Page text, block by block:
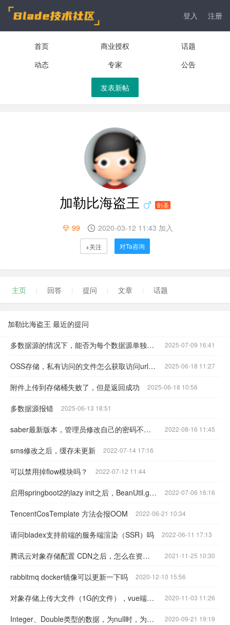
登入 注册
首页 商业授权
话题
动态
专家 公告
发表新帖
加勒比海盗王 剑圣
99 2020-03-12 11:43 加入
+关注 对Ta咨询
主页 回答 提问 文章 话题
加勒比海盗王 最近的提问
多数据源的情况下，能否为每个数据源单独指定mybatis-plus分页器？ 2025-07-09 16:41
OSS存储，私有访问的文件怎么获取访问url地址？ 2025-06-18 11:27
附件上传到存储桶失败了，但是返回成功 2025-06-18 10:56
多数据源报错 2025-06-13 18:51
saber最新版本，管理员修改自己的密码不生效 2022-08-16 11:45
sms修改之后，缓存未更新 2022-07-14 17:16
可以禁用掉flow模块吗？ 2022-07-12 11:44
启用springboot2的lazy init之后，BeanUtil.getBean()方法会报错 2022-07-06 16:16
TencentCosTemplate 方法会报OOM 2022-06-21 10:34
请问bladex支持前端的服务端渲染（SSR）吗 2022-06-11 17:13
腾讯云对象存储配置 CDN之后，怎么在资源管理里面配置加速域名？ 2021-11-25 10:30
rabbitmq docker镜像可以更新一下吗 2020-12-10 15:56
对象存储上传大文件（1G的文件），vue端会提示请求失败 2020-11-03 11:26
​Integer、Double类型的数据，为null时，为什么返回的数据是-1，可以改成空字符串吗？ 2020-09-21 19:19